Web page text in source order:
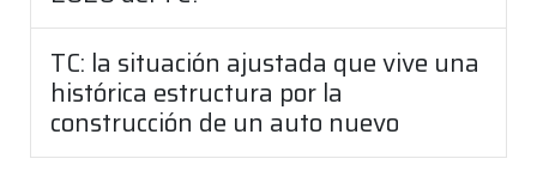
TC: la situación ajustada que vive una
histórica estructura por la
construcción de un auto nuevo